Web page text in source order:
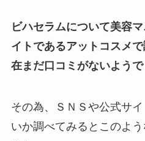
ビハセラムについて美容
イトであるアットコスメ
在まだ口コミがないようで
その為、ＳＮＳや公式サ
いか調べてみるとこのよ